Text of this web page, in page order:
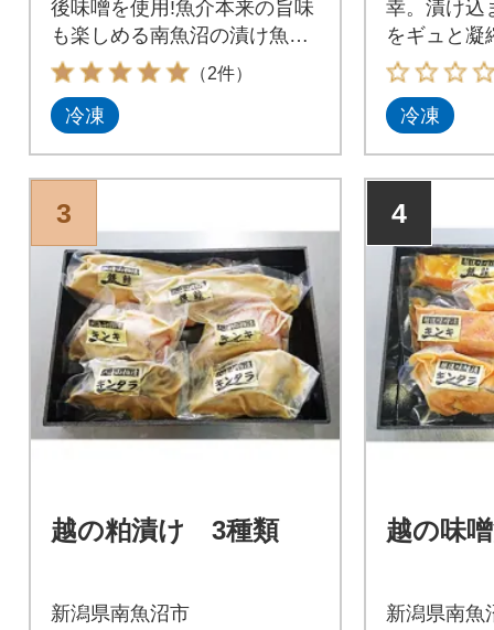
後味噌を使用!魚介本来の旨味
も楽しめる南魚沼の漬け魚セ
ット!
（2件）
冷凍
幸。漬け込
をギュと凝
冷凍
3
越の粕漬け 3種類
新潟県南魚沼市
4
越の味
新潟県南魚